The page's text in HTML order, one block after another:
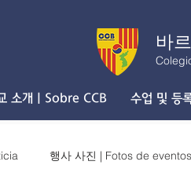
바
소개 | Sobre CCB 수업 및 등
행사 사진 | Fotos de eventos